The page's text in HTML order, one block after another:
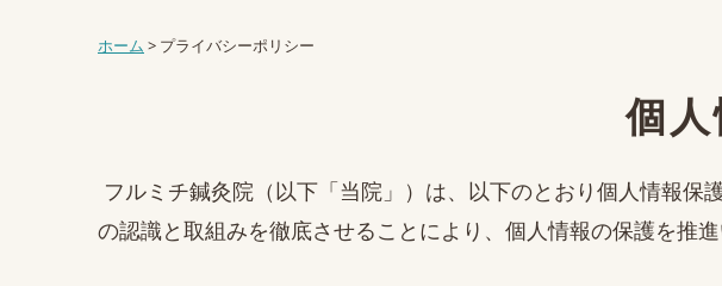
ホーム > プライバシーポリシー
個
フルミチ鍼灸院（以下「当院」）は、以下のとおり個人情報
の認識と取組みを徹底させることにより、個人情報の保護を推進